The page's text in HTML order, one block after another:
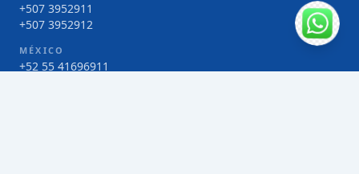
+507 3952911
+507 3952912
MÉXICO
+52 55 41696911